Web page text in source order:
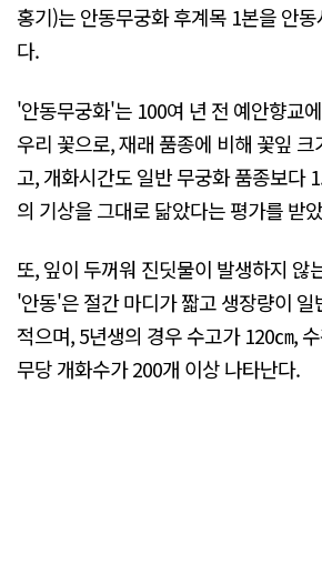
홍기)는 안동무궁화 후계목 1본을 안
다.
'안동무궁화'는 100여 년 전 예안향교
우리 꽃으로, 재래 품종에 비해 꽃잎
고, 개화시간도 일반 무궁화 품종보다
의 기상을 그대로 닮았다는 평가를 받
또, 잎이 두꺼워 진딧물이 발생하지 않
'안동'은 절간 마디가 짧고 생장량이
적으며, 5년생의 경우 수고가 120㎝,
무당 개화수가 200개 이상 나타난다.